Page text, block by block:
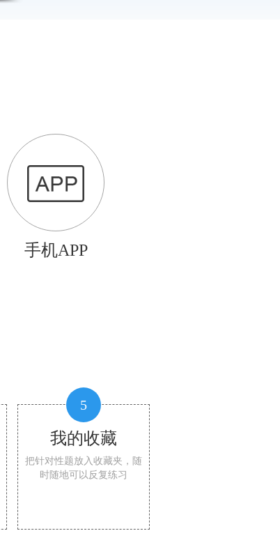
手机APP
5
我的收藏
把针对性题放入收藏夹，随
时随地可以反复练习